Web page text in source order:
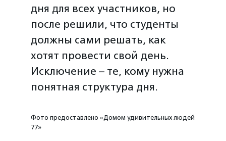
дня для всех участников, но
после решили, что студенты
должны сами решать, как
хотят провести свой день.
Исключение – те, кому нужна
понятная структура дня.
Фото предоставлено «Домом удивительных людей
77»